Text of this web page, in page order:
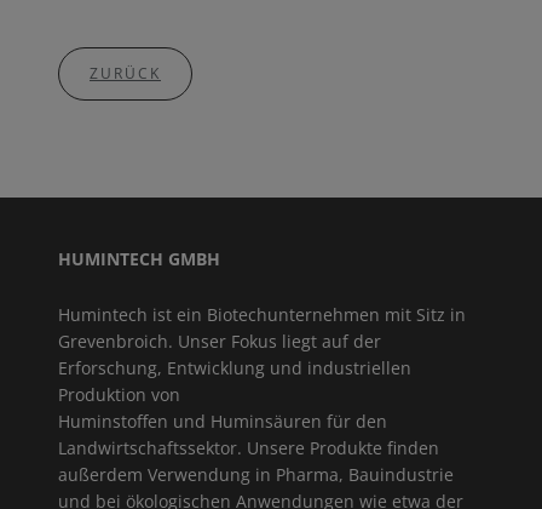
ZURÜCK
HUMINTECH GMBH
Humintech ist ein Biotechunternehmen mit Sitz in
Grevenbroich. Unser Fokus liegt auf der
Erforschung, Entwicklung und industriellen
Produktion von
Huminstoffen und Huminsäuren für den
Landwirtschaftssektor. Unsere Produkte finden
außerdem Verwendung in Pharma, Bauindustrie
und bei ökologischen Anwendungen wie etwa der